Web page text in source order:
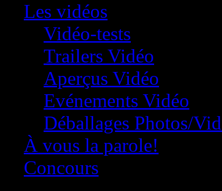
Les vidéos
Vidéo-tests
Trailers Vidéo
Aperçus Vidéo
Evénements Vidéo
Déballages Photos/
À vous la parole!
Concours